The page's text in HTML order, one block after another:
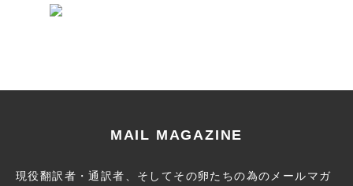
MAIL MAGAZINE
現役翻訳者・通訳者、そしてその卵たちの為のメールマガ